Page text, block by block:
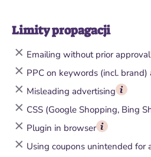
Limity propagacji
Emailing without prior approval
PPC on keywords (incl.
Misleading advertising
CSS (Google Shopping, Bing
Plugin in browser
Using coupons unintended for